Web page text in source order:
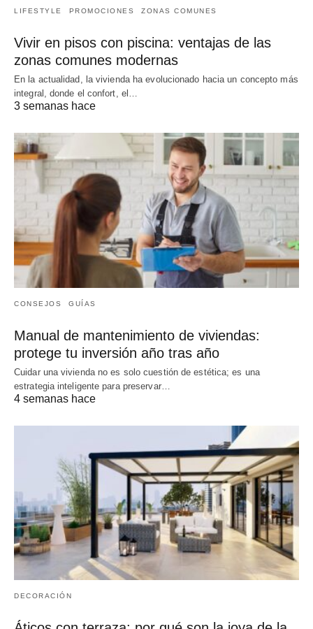
LIFESTYLE PROMOCIONES ZONAS COMUNES
Vivir en pisos con piscina: ventajas de las
zonas comunes modernas
En la actualidad, la vivienda ha evolucionado hacia un concepto más
integral, donde el confort, el…
3 semanas hace
CONSEJOS GUÍAS
Manual de mantenimiento de viviendas:
protege tu inversión año tras año
Cuidar una vivienda no es solo cuestión de estética; es una
estrategia inteligente para preservar…
4 semanas hace
DECORACIÓN